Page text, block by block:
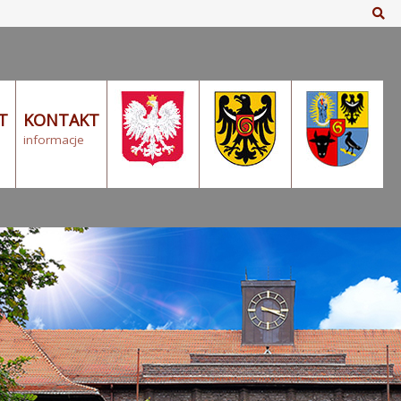
KONTAKT
informacje